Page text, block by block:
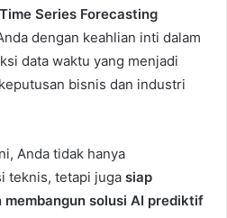
Series Forecasting
dengan keahlian inti dalam
data waktu yang menjadi
bisnis dan industri
Anda tidak hanya
teknis, tetapi juga siap
membangun solusi AI prediktif